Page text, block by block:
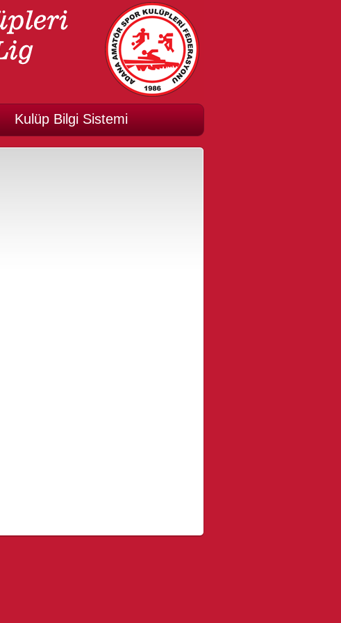
Kulüp Bilgi Sistemi